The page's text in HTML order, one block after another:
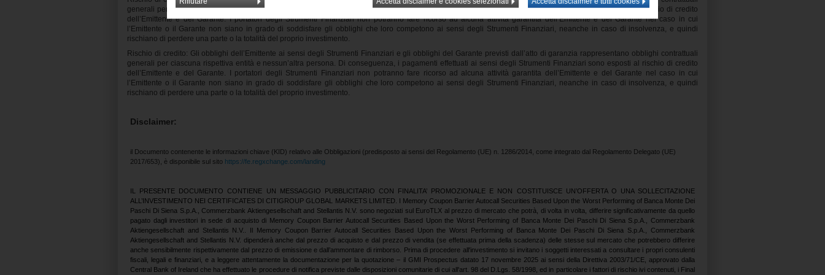
generali per ciascuna rispettiva entità e nessun’altra persona. Di conseguenza, i pagamenti effettuati ai sensi degli Strumenti Finanziari sono esposti al rischio di credito
dell’Emittente e del Garante. I portatori degli Strumenti Finanziari non potranno fare ricorso ad alcuna attività garantita dell’Emittente e del Garante nel caso in cui
l’Emittente o il Garante non siano in grado di soddisfare gli obblighi che loro competono ai sensi degli Strumenti Finanziari, neanche in caso di insolvenza, e quindi
rischiano di perdere una parte o la totalità del proprio investimento.
Rischio di credito: Gli obblighi dell’Emittente ai sensi degli Strumenti Finanziari e gli obblighi del Garante previsti dall’atto di garanzia rappresentano obblighi contrattuali
generali per ciascuna rispettiva entità e nessun’altra persona. Di conseguenza, i pagamenti effettuati ai sensi degli Strumenti Finanziari sono esposti al rischio di credito
dell’Emittente e del Garante. I portatori degli Strumenti Finanziari non potranno fare ricorso ad alcuna attività garantita dell’Emittente e del Garante nel caso in cui
l’Emittente o il Garante non siano in grado di soddisfare gli obblighi che loro competono ai sensi degli Strumenti Finanziari, neanche in caso di insolvenza, e quindi
rischiano di perdere una parte o la totalità del proprio investimento.
Disclaimer:
il Documento contenente le informazioni chiave (KID) relativo alle Obbligazioni (predisposto ai sensi del Regolamento (UE) n. 1286/2014, come integrato dal Regolamento Delegato (UE)
2017/653), è disponibile sul sito https://fe.regxchange.com/landing
IL PRESENTE DOCUMENTO CONTIENE UN MESSAGGIO PUBBLICITARIO CON FINALITA’ PROMOZIONALE E NON COSTITUISCE UN’OFFERTA O UNA SOLLECITAZIONE
ALL’INVESTIMENTO NEI CERTIFICATES DI CITIGROUP GLOBAL MARKETS LIMITED. I Memory Coupon Barrier Autocall Securities Based Upon the Worst Performing of Banca Monte Dei
Paschi Di Siena S.p.A., Commerzbank Aktiengesellschaft and Stellantis N.V. sono negoziati sul EuroTLX al prezzo di mercato che potrà, di volta in volta, differire significativamente da quello
pagato dagli investitori in sede di acquisto di Memory Coupon Barrier Autocall Securities Based Upon the Worst Performing of Banca Monte Dei Paschi Di Siena S.p.A., Commerzbank
Aktiengesellschaft and Stellantis N.V.. Il Memory Coupon Barrier Autocall Securities Based Upon the Worst Performing of Banca Monte Dei Paschi Di Siena S.p.A., Commerzbank
Aktiengesellschaft and Stellantis N.V. dipenderà anche dal prezzo di acquisto e dal prezzo di vendita (se effettuata prima della scadenza) delle stesse sul mercato che potrebbero differire
anche sensibilmente rispettivamente dal prezzo di emissione e dall’ammontare di rimborso. Prima di procedere all'investimento si invitano i soggetti interessati a consultare i propri consulenti
fiscali, legali e finanziari, e a leggere attentamente la documentazione per la quotazione – il GMI Prospectus datato 17 novembre 2025 ai sensi della Direttiva 2003/71/CE, approvato dalla
Central Bank of Ireland che ha effettuato le procedure di notifica previste dalle disposizioni comunitarie di cui all'art. 98 del D.Lgs. 58/1998, ed in particolare i fattori di rischio ivi contenuti, i Final